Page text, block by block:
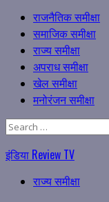
Primary
Menu
राजनैतिक समीक्षा
समाजिक समीक्षा
राज्य समीक्षा
अपराध समीक्षा
खेल समीक्षा
मनोरंजन समीक्षा
Search
इंडिया Review TV
राज्य समीक्षा